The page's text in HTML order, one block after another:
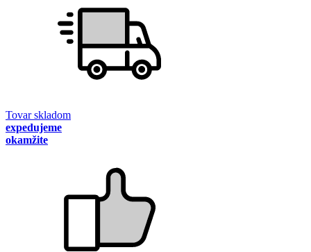
Tovar skladom
expedujeme
okamžite